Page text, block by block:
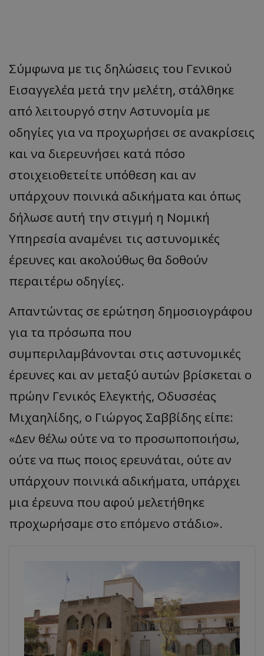
Σύμφωνα με τις δηλώσεις του Γενικού
Εισαγγελέα μετά την μελέτη, στάλθηκε
από λειτουργό στην Αστυνομία με
οδηγίες για να προχωρήσει σε ανακρίσεις
και να διερευνήσει κατά πόσο
στοιχειοθετείτε υπόθεση και αν
υπάρχουν ποινικά αδικήματα και όπως
δήλωσε αυτή την στιγμή η Νομική
Υπηρεσία αναμένει τις αστυνομικές
έρευνες και ακολούθως θα δοθούν
περαιτέρω οδηγίες.
Απαντώντας σε ερώτηση δημοσιογράφου
για τα πρόσωπα που
συμπεριλαμβάνονται στις αστυνομικές
έρευνες και αν μεταξύ αυτών βρίσκεται ο
πρώην Γενικός Ελεγκτής, Οδυσσέας
Μιχαηλίδης, ο Γιώργος Σαββίδης είπε:
«Δεν θέλω ούτε να το προσωποποιήσω,
ούτε να πως ποιος ερευνάται, ούτε αν
υπάρχουν ποινικά αδικήματα, υπάρχει
μια έρευνα που αφού μελετήθηκε
προχωρήσαμε στο επόμενο στάδιο».